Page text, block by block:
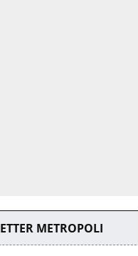
METROPOLI